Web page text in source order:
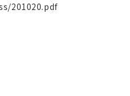
201020.pdf